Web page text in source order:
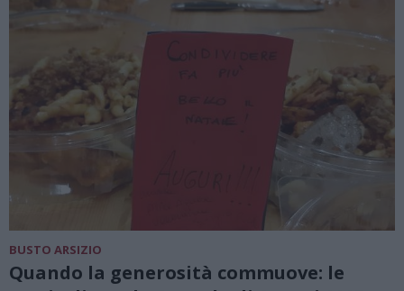
BUSTO ARSIZIO
Quando la generosità commuove: le